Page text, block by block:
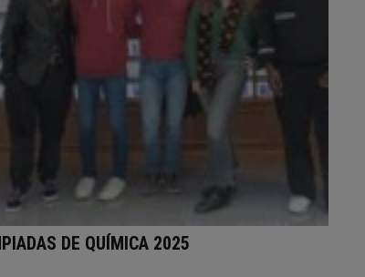
DE QUÍMICA 2025